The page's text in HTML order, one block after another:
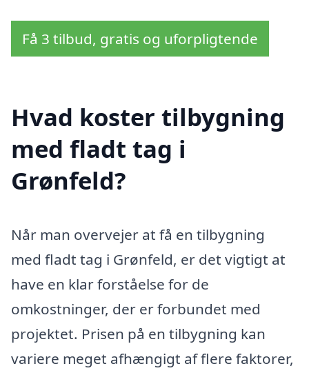
Få 3 tilbud, gratis og uforpligtende
Hvad koster tilbygning
med fladt tag i
Grønfeld?
Når man overvejer at få en tilbygning
med fladt tag i Grønfeld, er det vigtigt at
have en klar forståelse for de
omkostninger, der er forbundet med
projektet. Prisen på en tilbygning kan
variere meget afhængigt af flere faktorer,